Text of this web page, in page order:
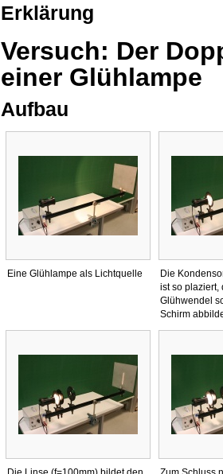
Erklärung
Versuch: Der
einer Glühlampe
Aufbau
Eine Glühlampe als Lichtquelle
Die
ist so plaziert,
Glühwendel
Schirm